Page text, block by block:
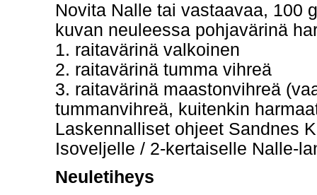
Novita Nalle tai vastaavaa, 100
kuvan neuleessa pohjavärinä
1. raitavärinä valkoinen
2. raitavärinä tumma vihreä
3. raitavärinä maastonvihreä
tummanvihreä, kuitenkin
Laskennalliset ohjeet Sandnes
Isoveljelle / 2-kertaiselle Nalle-
Neuletiheys